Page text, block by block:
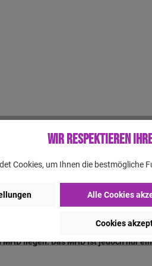
allerdings sind auch wir nicht
Der gelieferte Artikel kann,
liegen. Das MHD ist jedoch nur
Wir respektieren
Cookies, um Ihnen die bestmögliche
Alle Cookies
Cookies